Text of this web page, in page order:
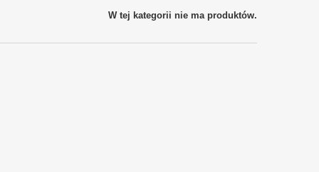
W tej kategorii nie ma produktów.